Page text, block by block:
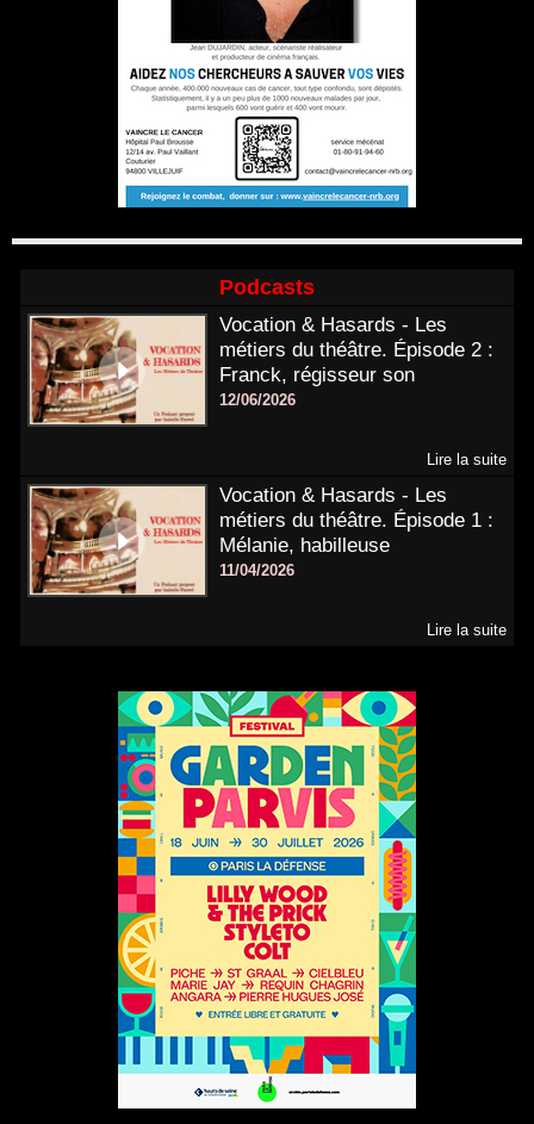
Podcasts
Vocation & Hasards - Les
métiers du théâtre. Épisode 2 :
Franck, régisseur son
12/06/2026
Lire la suite
Vocation & Hasards - Les
métiers du théâtre. Épisode 1 :
Mélanie, habilleuse
11/04/2026
Lire la suite